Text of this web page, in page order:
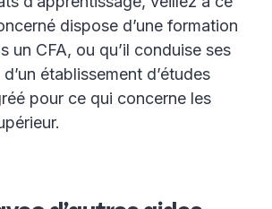
dispose d’une formation
un CFA, ou qu’il conduise ses
établissement d’études
pour ce qui concerne les